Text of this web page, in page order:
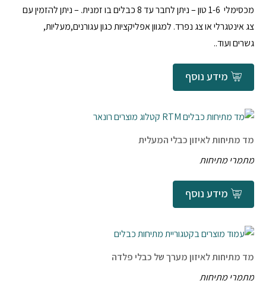
מכסימלי 1-6 טון – ניתן לחבר עד 8 כבלים בו זמנית. – ניתן להזמין עם
צג אינטגרלי או צג נפרד. למגוון אפליקציות כגון עגורנים,מעליות,
גשרים ועוד..
מידע נוסף
מד מתיחות לאיזון כבלי המעלית
מתמרי מתיחות
מידע נוסף
מד מתיחות לאיזון מערך של כבלי פלדה
מתמרי מתיחות